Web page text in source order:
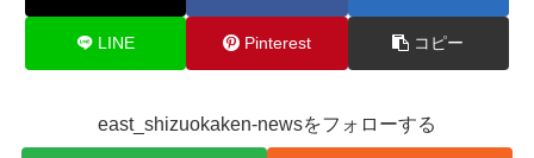
LINE Pinterest コピー
east_shizuokaken-newsをフォローする